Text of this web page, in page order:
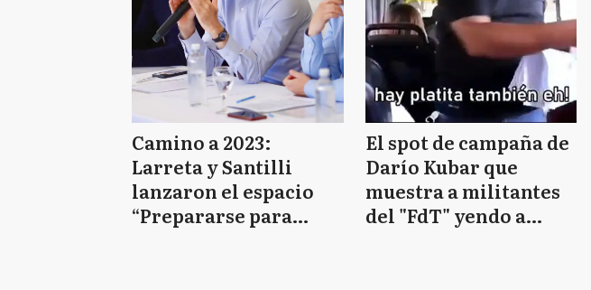
Camino a 2023:
Larreta y Santilli
lanzaron el espacio
“Prepararse para
El spot de campaña de
Darío Kubar que
muestra a militantes
del "FdT" yendo a